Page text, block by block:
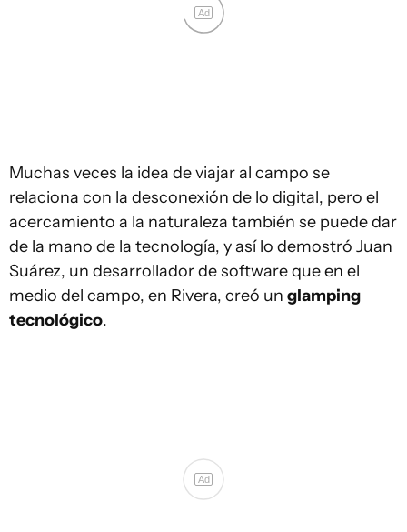
Ad
Muchas veces la idea de viajar al campo se
relaciona con la desconexión de lo digital, pero el
acercamiento a la naturaleza también se puede dar
de la mano de la tecnología, y así lo demostró Juan
Suárez, un desarrollador de software que en el
medio del campo, en Rivera, creó un glamping
tecnológico.
Ad